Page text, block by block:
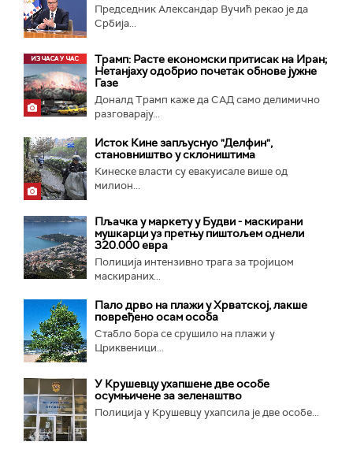
Председник Александар Вучић рекао је да
Србија...
Трамп: Расте економски притисак на Иран;
Нетанјаху одобрио почетак обнове јужне
Газе
Доналд Трамп каже да САД само делимично
разговарају...
Исток Кине запљуснуо "Делфин",
становништво у склоништима
Кинеске власти су евакуисале више од
милион...
Пљачка у маркету у Будви - маскирани
мушкарци уз претњу пиштољем однели
320.000 евра
Полиција интензивно трага за тројицом
маскираних...
Пало дрво на плажи у Хрватској, лакше
повређено осам особа
Стабло бора се срушило на плажи у
Цриквеници...
У Крушевцу ухапшене две особе
осумњичене за зеленаштво
Полиција у Крушевцу ухапсила је две особе...